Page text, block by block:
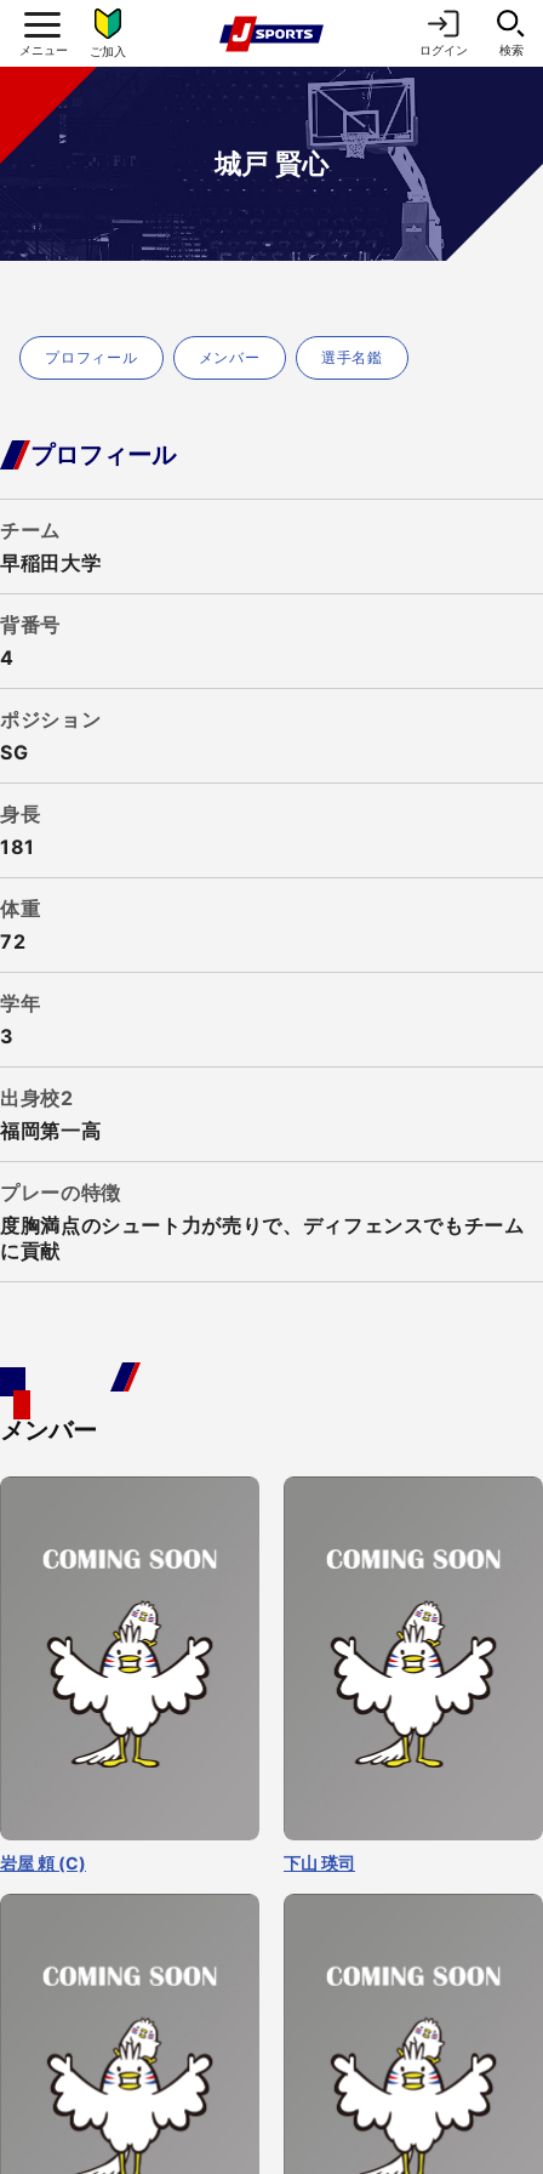
ご加入 ログイン 検索
城戸 賢心
プロフィール メンバー 選手名鑑
プロフィール
チーム
早稲田大学
背番号
4
ポジション
SG
身長
181
体重
72
学年
3
出身校2
福岡第一高
プレーの特徴
度胸満点のシュート力が売りで、ディフェンスでもチーム
に貢献
メンバー
岩屋 頼 (C) 下山 瑛司